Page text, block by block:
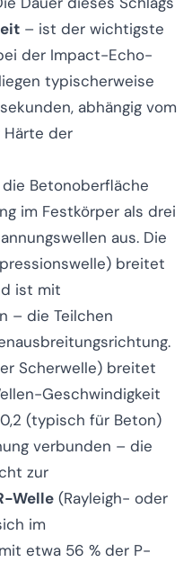
– ist der wichtigste
der Impact-Echo-
typischerweise
abhängig vom
Härte der
Betonoberfläche
im Festkörper als drei
aus. Die
breitet
ist mit
– die Teilchen
Scherwelle) breitet
Geschwindigkeit
(typisch für Beton)
verbunden – die
zur
Welle (Rayleigh- oder
im
etwa 56 % der P-